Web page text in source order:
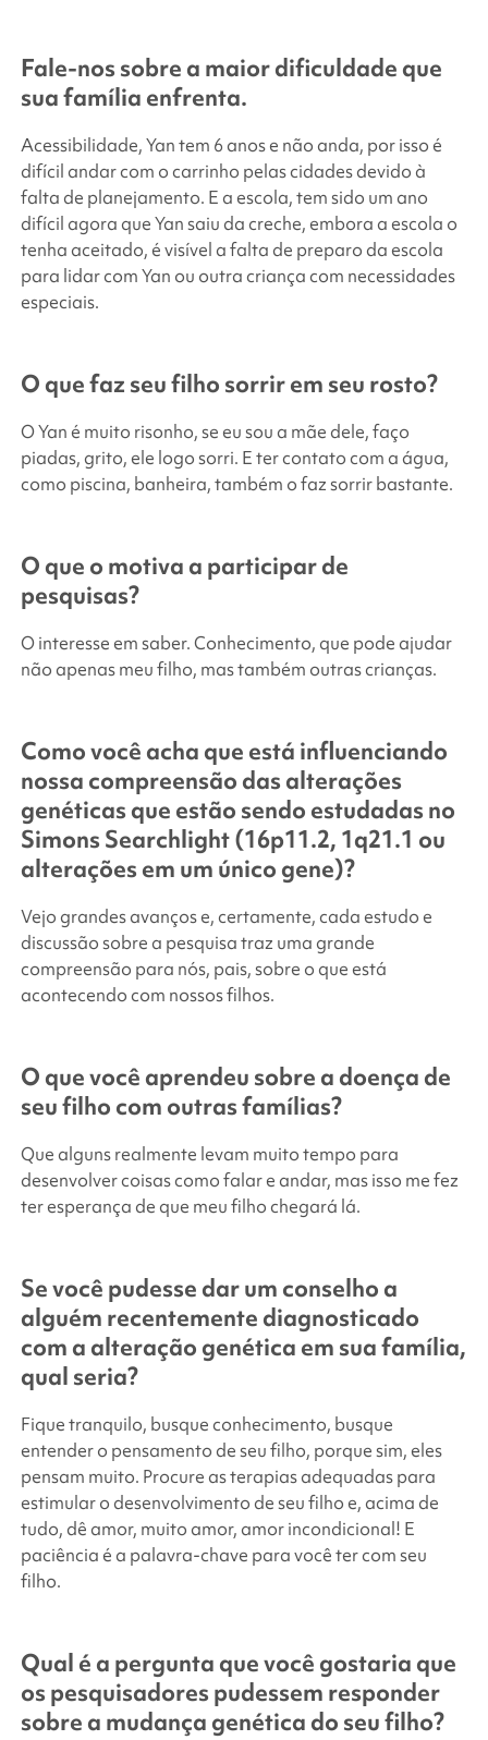
Fale-nos sobre a maior dificuldade que
sua família enfrenta.
Acessibilidade, Yan tem 6 anos e não anda, por isso é
difícil andar com o carrinho pelas cidades devido à
falta de planejamento. E a escola, tem sido um ano
difícil agora que Yan saiu da creche, embora a escola o
tenha aceitado, é visível a falta de preparo da escola
para lidar com Yan ou outra criança com necessidades
especiais.
O que faz seu filho sorrir em seu rosto?
O Yan é muito risonho, se eu sou a mãe dele, faço
piadas, grito, ele logo sorri. E ter contato com a água,
como piscina, banheira, também o faz sorrir bastante.
O que o motiva a participar de
pesquisas?
O interesse em saber. Conhecimento, que pode ajudar
não apenas meu filho, mas também outras crianças.
Como você acha que está influenciando
nossa compreensão das alterações
genéticas que estão sendo estudadas no
Simons Searchlight(16p11.2, 1q21.1 ou
alterações em um único gene)?
Vejo grandes avanços e, certamente, cada estudo e
discussão sobre a pesquisa traz uma grande
compreensão para nós, pais, sobre o que está
acontecendo com nossos filhos.
O que você aprendeu sobre a doença de
seu filho com outras famílias?
Que alguns realmente levam muito tempo para
desenvolver coisas como falar e andar, mas isso me fez
ter esperança de que meu filho chegará lá.
Se você pudesse dar um conselho a
alguém recentemente diagnosticado
com a alteração genética em sua família,
qual seria?
Fique tranquilo, busque conhecimento, busque
entender o pensamento de seu filho, porque sim, eles
pensam muito. Procure as terapias adequadas para
estimular o desenvolvimento de seu filho e, acima de
tudo, dê amor, muito amor, amor incondicional! E
paciência é a palavra-chave para você ter com seu
filho.
Qual é a pergunta que você gostaria que
os pesquisadores pudessem responder
sobre a mudança genética do seu filho?